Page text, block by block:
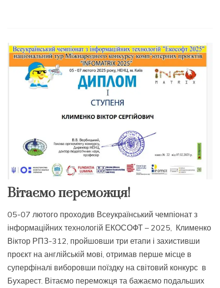
Вітаємо переможця!
05-07 лютого проходив Всеукраїнський чемпіонат з
інформаційних технологій ЕКОСОФТ – 2025, Клименко
Віктор РПЗ-312, пройшовши три етапи і захистивши
проєкт на англійській мові, отримав перше місце в
суперфіналі виборовши поїздку на світовий конкурс в
Бухарест. Вітаємо переможця та бажаємо подальших